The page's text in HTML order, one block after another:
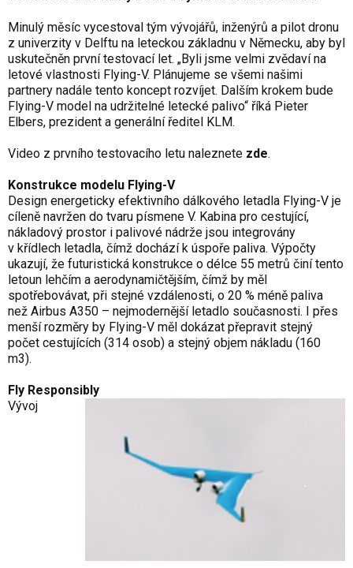
Minulý měsíc vycestoval tým vývojářů, inženýrů a pilot dronu
z univerzity v Delftu na leteckou základnu v Německu, aby byl
uskutečněn první testovací let. „Byli jsme velmi zvědaví na
letové vlastnosti Flying-V. Plánujeme se všemi našimi
partnery nadále tento koncept rozvíjet. Dalším krokem bude
Flying-V model na udržitelné letecké palivo“ říká Pieter
Elbers, prezident a generální ředitel KLM.
Video z prvního testovacího letu naleznete zde.
Konstrukce modelu Flying-V
Design energeticky efektivního dálkového letadla Flying-V je
cíleně navržen do tvaru písmene V. Kabina pro cestující,
nákladový prostor i palivové nádrže jsou integrovány
v křídlech letadla, čímž dochází k úspoře paliva. Výpočty
ukazují, že futuristická konstrukce o délce 55 metrů činí tento
letoun lehčím a aerodynamičtějším, čímž by měl
spotřebovávat, při stejné vzdálenosti, o 20 % méně paliva
než Airbus A350 – nejmodernější letadlo současnosti. I přes
menší rozměry by Flying-V měl dokázat přepravit stejný
počet cestujících (314 osob) a stejný objem nákladu (160
m3).
Fly Responsibly
Vývoj